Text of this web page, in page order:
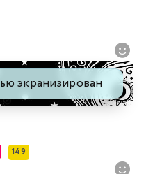
экранизирован
149